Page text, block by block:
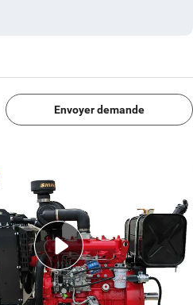
Envoyer demande